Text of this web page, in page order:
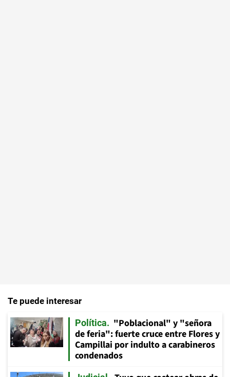
Te puede interesar
Política
"Poblacional" y "señora
de feria": fuerte cruce entre Flores y
Campillai por indulto a carabineros
condenados